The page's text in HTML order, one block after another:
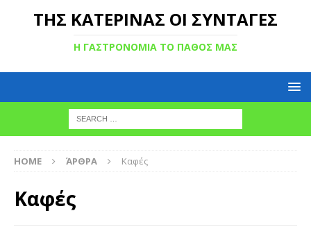
ΤΗΣ ΚΑΤΕΡΙΝΑΣ ΟΙ ΣΥΝΤΑΓΕΣ
Η ΓΑΣΤΡΟΝΟΜΙΑ ΤΟ ΠΑΘΟΣ ΜΑΣ
HOME ΆΡΘΡΑ Καφές
Καφές